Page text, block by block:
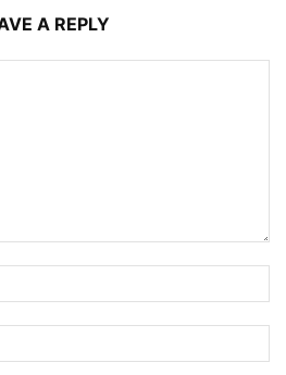
A REPLY